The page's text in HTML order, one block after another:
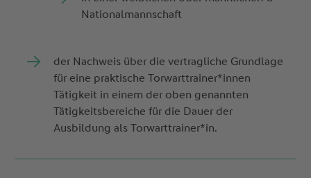
Nationalmannschaft
der Nachweis über die vertragliche Grundlage
für eine praktische Torwart­trainer*innen
Tätigkeit in einem der oben genannten
Tätigkeitsbereiche für die Dauer der
Ausbildung als Torwarttrainer*in.